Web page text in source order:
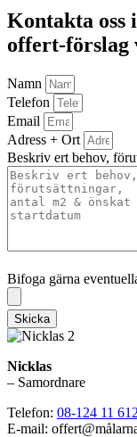
Kontakta oss
offert-förslag
Namn
Telefon
Email
Adress + Ort
Beskriv ert behov,
Bifoga gärna
Skicka
Nicklas
– Samordnare
Telefon: 08-124 11 612
E-mail: